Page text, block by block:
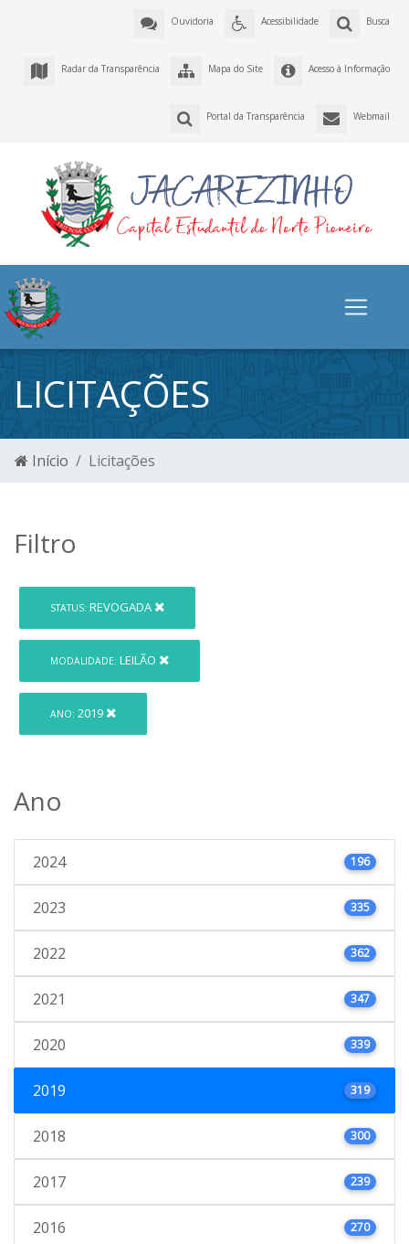
Busca
Acessibilidade
Ouvidoria
Acesso à Informação
Mapa do Site
Radar da Transparência
Webmail
Portal da Transparência
LICITAÇÕES
Início Licitações
Filtro
STATUS: REVOGADA
MODALIDADE: LEILÃO
ANO: 2019
Ano
2024 196
2023 335
2022 362
2021 347
2020 339
2019 319
2018 300
2017 239
2016 270